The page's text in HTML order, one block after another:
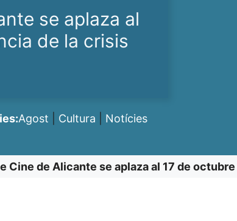
se aplaza al
de la crisis
Agost Cultura Notícies
Cine de Alicante se aplaza al 17 de